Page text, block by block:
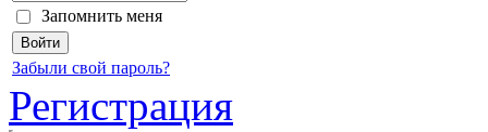
Запомнить меня
Забыли свой пароль?
Регистрация